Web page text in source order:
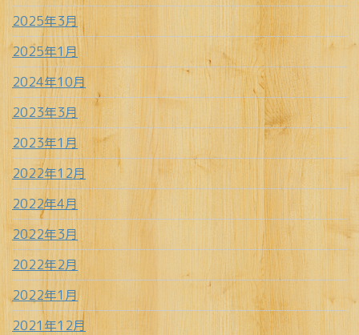
2025年3月
2025年1月
2024年10月
2023年3月
2023年1月
2022年12月
2022年4月
2022年3月
2022年2月
2022年1月
2021年12月